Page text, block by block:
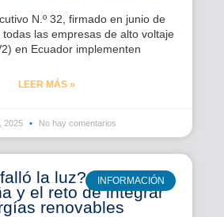
N.º 32, firmado en junio de
las empresas de alto voltaje
en Ecuador implementen
LEER MÁS »
2025 No hay comentarios
INFORMACIÓN
la luz? El apagón
y el reto de integrar
renovables